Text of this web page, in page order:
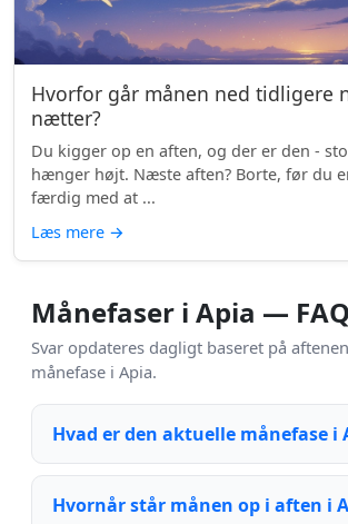
Hvorfor går månen ned tidligere
nætter?
Du kigger op en aften, og der er den -
hænger højt. Næste aften? Borte, før du
færdig med at ...
Læs mere →
Månefaser i Apia — FAQ
Svar opdateres dagligt baseret på
månefase i Apia.
Hvad er den aktuelle månefase i
Hvornår står månen op i aften i